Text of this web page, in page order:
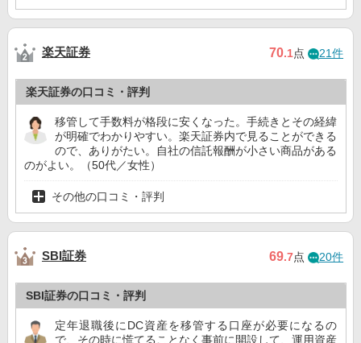
楽天証券 70.1点 21件
楽天証券の口コミ・評判
移管して手数料が格段に安くなった。手続きとその経緯
が明確でわかりやすい。楽天証券内で見ることができる
ので、ありがたい。自社の信託報酬が小さい商品がある
のがよい。（50代／女性）
その他の口コミ・評判
SBI証券 69.7点 20件
SBI証券の口コミ・評判
定年退職後にDC資産を移管する口座が必要になるの
で、その時に慌てることなく事前に開設して、運用資産